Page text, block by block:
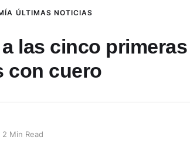
ÚLTIMAS NOTICIAS
las cinco
con cuero
2 Min Read